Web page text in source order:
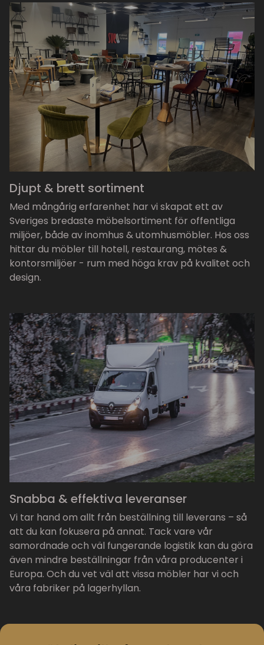
Djupt & brett sortiment
Med mångårig erfarenhet har vi skapat ett av
Sveriges bredaste möbelsortiment för offentliga
miljöer, både av inomhus & utomhusmöbler. Hos oss
hittar du möbler till hotell, restaurang, mötes &
kontorsmiljöer - rum med höga krav på kvalitet och
design.
Snabba & effektiva leveranser
Vi tar hand om allt från beställning till leverans – så
att du kan fokusera på annat. Tack vare vår
samordnade och väl fungerande logistik kan du göra
även mindre beställningar från våra producenter i
Europa. Och du vet väl att vissa möbler har vi och
våra fabriker på lagerhyllan.